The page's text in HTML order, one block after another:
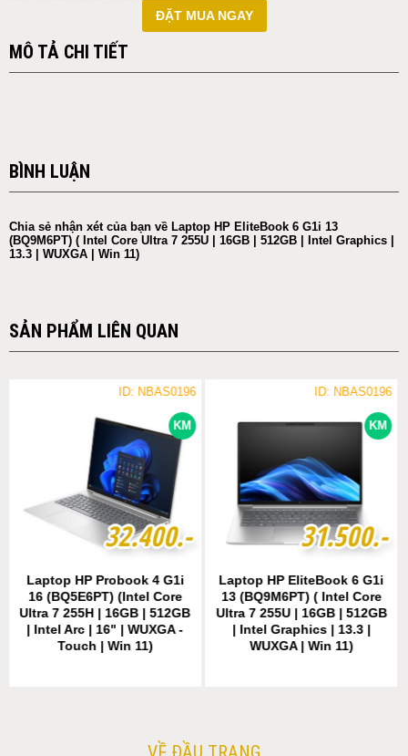
ĐẶT MUA NGAY
MÔ TẢ CHI TIẾT
BÌNH LUẬN
Chia sẻ nhận xét của bạn về Laptop HP EliteBook 6 G1i 13
(BQ9M6PT) ( Intel Core Ultra 7 255U | 16GB | 512GB | Intel Graphics |
13.3 | WUXGA | Win 11)
SẢN PHẨM LIÊN QUAN
KM
ID: NBAS0196
32.400.-
32.400.-
Laptop HP Probook 4 G1i
16 (BQ5E6PT) (Intel Core
Ultra 7 255H | 16GB | 512GB
| Intel Arc | 16" | WUXGA -
Touch | Win 11)
KM
ID: NBAS0196
31.500.-
31.500.-
Laptop HP EliteBook 6 G1i
13 (BQ9M6PT) ( Intel Core
Ultra 7 255U | 16GB | 512GB
| Intel Graphics | 13.3 |
WUXGA | Win 11)